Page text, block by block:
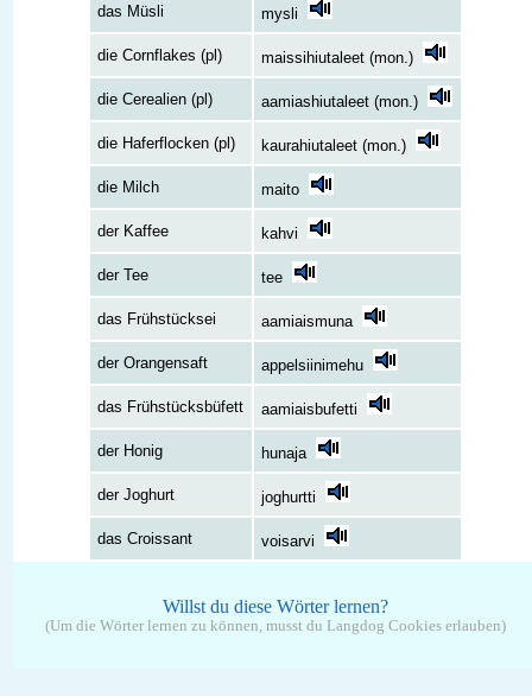
das Müsli mysli
die Cornflakes (pl) maissihiutaleet (mon.)
die Cerealien (pl) aamiashiutaleet (mon.)
die Haferflocken (pl) kaurahiutaleet (mon.)
die Milch maito
der Kaffee kahvi
der Tee tee
das Frühstücksei aamiaismuna
der Orangensaft appelsiinimehu
das Frühstücksbüfett aamiaisbufetti
der Honig hunaja
der Joghurt joghurtti
das Croissant voisarvi
Willst du diese Wörter lernen?
(Um die Wörter lernen zu können, musst du Langdog Cookies erlauben)